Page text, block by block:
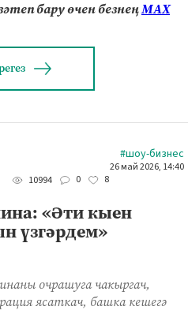
бару өчен безнеңМАХ
#шоу-бизнес
26 май 2026, 14:40
10994
0 8
«Әти кыен
үзгәрдем»
очрашуга чакыргач,
ясаткач, башка кешегә